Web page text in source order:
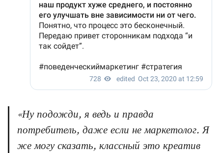
«Ну подожди, я ведь и правда
потребитель, даже если не маркетолог. Я
же могу сказать, классный это креатив